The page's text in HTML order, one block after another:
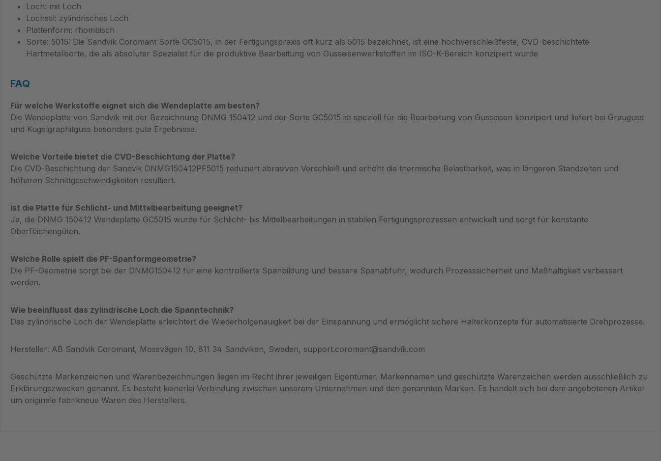
Loch: mit Loch
Lochstil: zylindrisches Loch
Plattenform: rhombisch
Sorte: 5015: Die Sandvik Coromant Sorte GC5015, in der Fertigungspraxis oft kurz als 5015 bezeichnet, ist eine hochverschleißfeste, CVD-beschichtete
Hartmetallsorte, die als absoluter Spezialist für die produktive Bearbeitung von Gusseisenwerkstoffen im ISO-K-Bereich konzipiert wurde
FAQ
Für welche Werkstoffe eignet sich die Wendeplatte am besten?
Die Wendeplatte von Sandvik mit der Bezeichnung DNMG 150412 und der Sorte GC5015 ist speziell für die Bearbeitung von Gusseisen konzipiert und liefert bei Grauguss
und Kugelgraphitguss besonders gute Ergebnisse.
Welche Vorteile bietet die CVD-Beschichtung der Platte?
Die CVD-Beschichtung der Sandvik DNMG150412PF5015 reduziert abrasiven Verschleiß und erhöht die thermische Belastbarkeit, was in längeren Standzeiten und
höheren Schnittgeschwindigkeiten resultiert.
Ist die Platte für Schlicht- und Mittelbearbeitung geeignet?
Ja, die DNMG 150412 Wendeplatte GC5015 wurde für Schlicht- bis Mittelbearbeitungen in stabilen Fertigungsprozessen entwickelt und sorgt für konstante
Oberflächengüten.
Welche Rolle spielt die PF-Spanformgeometrie?
Die PF-Geometrie sorgt bei der DNMG150412 für eine kontrollierte Spanbildung und bessere Spanabfuhr, wodurch Prozesssicherheit und Maßhaltigkeit verbessert
werden.
Wie beeinflusst das zylindrische Loch die Spanntechnik?
Das zylindrische Loch der Wendeplatte erleichtert die Wiederholgenauigkeit bei der Einspannung und ermöglicht sichere Halterkonzepte für automatisierte Drehprozesse.
Hersteller: AB Sandvik Coromant, Mossvägen 10, 811 34 Sandviken, Sweden, support.coromant@sandvik.com
Geschützte Markenzeichen und Warenbezeichnungen liegen im Recht ihrer jeweiligen Eigentümer. Markennamen und geschützte Warenzeichen werden ausschließlich zu
Erklärungszwecken genannt. Es besteht keinerlei Verbindung zwischen unserem Unternehmen und den genannten Marken. Es handelt sich bei dem angebotenen Artikel
um originale fabrikneue Waren des Herstellers.